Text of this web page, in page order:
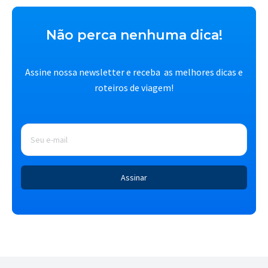
Não perca nenhuma dica!
Assine nossa newsletter e receba as melhores dicas e
roteiros de viagem!
E-
mail *